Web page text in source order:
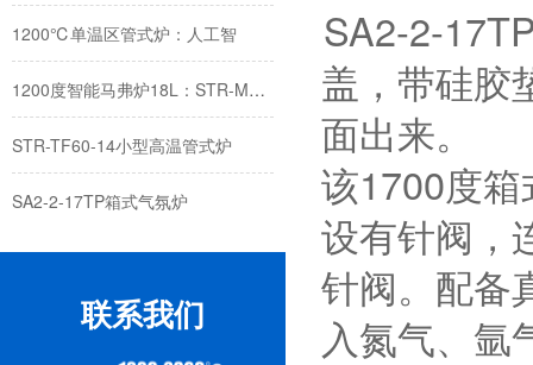
SA2-2-
盖，带硅胶
面出来。
该1700度
设有针阀，
针阀。配备
入氮气、氩
STR-XS1400高温箱式炉
联系我们